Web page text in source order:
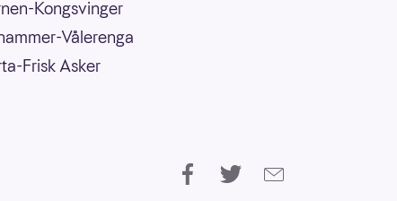
Kongsvinger
Vålerenga
Frisk Asker